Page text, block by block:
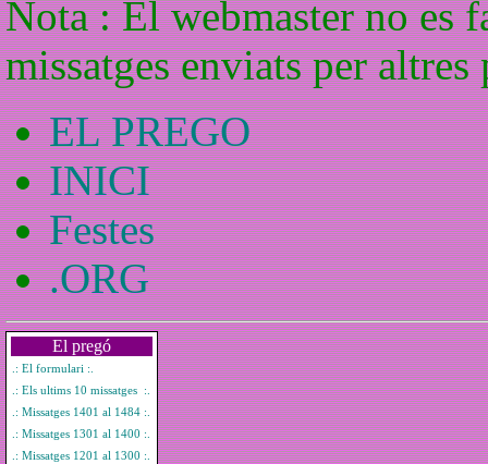
Nota : El webmaster no es
missatges enviats per altres
EL PREGO
INICI
Festes
.ORG
El pregó
.: El formulari :.
.: Els ultims 10 missatges :.
.: Missatges 1401 al 1484 :.
.: Missatges 1301 al 1400 :.
.: Missatges 1201 al 1300 :.